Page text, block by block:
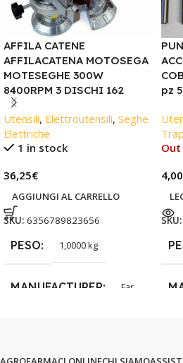
AFFILA CATENE
AFFILACATENA MOTOSEGA
MOTESEGHE 300W
8400RPM 3 DISCHI 162
Utensili, Elettroutensili, Seghe
Elettriche
1 in stock
36,25€
AGGIUNGI AL CARRELLO
SKU: 6356789823656
PESO 1,0000 kg
MANUFACTURER Far
pz
4,00
SKU: